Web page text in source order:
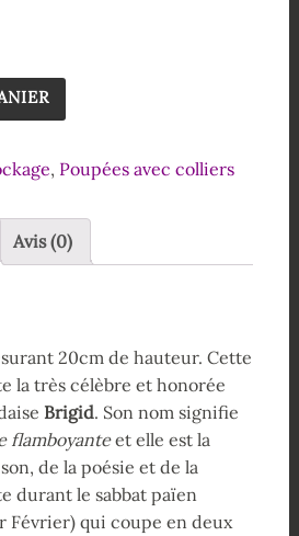
, Poupées avec colliers
Avis (0)
20cm de hauteur. Cette
la très célèbre et honorée
Brigid. Son nom signifie
flamboyanteet elle est la
de la poésie et de la
durant le sabbat païen
Février) qui coupe en deux